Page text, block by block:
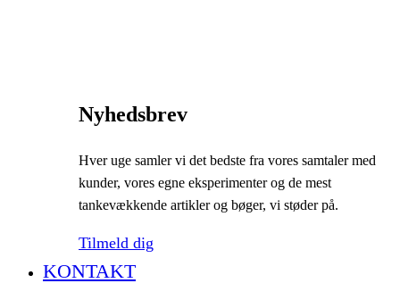
Nyhedsbrev
Hver uge samler vi det bedste fra vores samtaler med
kunder, vores egne eksperimenter og de mest
tankevækkende artikler og bøger, vi støder på.
Tilmeld dig
KONTAKT